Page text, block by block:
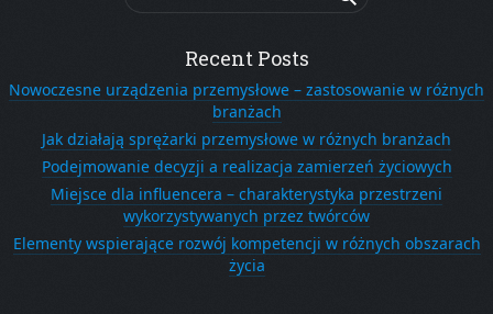
for:
Recent Posts
Nowoczesne urządzenia przemysłowe – zastosowanie w różnych
branżach
Jak działają sprężarki przemysłowe w różnych branżach
Podejmowanie decyzji a realizacja zamierzeń życiowych
Miejsce dla influencera – charakterystyka przestrzeni
wykorzystywanych przez twórców
Elementy wspierające rozwój kompetencji w różnych obszarach
życia